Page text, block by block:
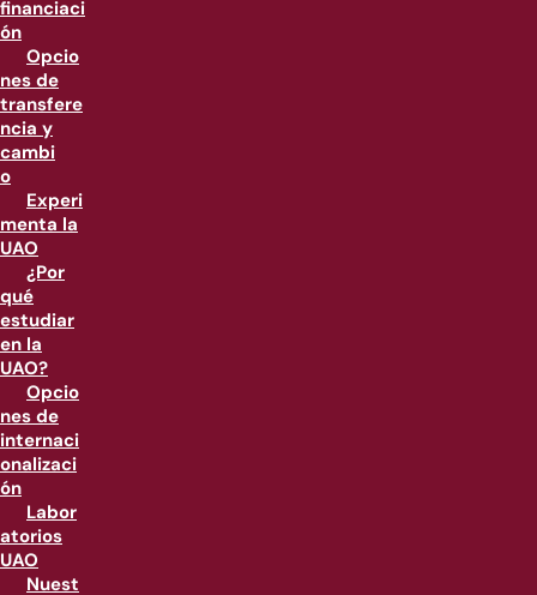
financiaci
ón
Opcio
nes de
transfere
ncia y
cambi
o
Experi
menta la
UAO
¿Por
qué
estudiar
en la
UAO?
Opcio
nes de
internaci
onalizaci
ón
Labor
atorios
UAO
Nuest